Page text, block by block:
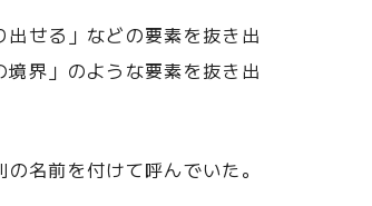
せる」などの要素を抜き出
界」のような要素を抜き出
名前を付けて呼んでいた。